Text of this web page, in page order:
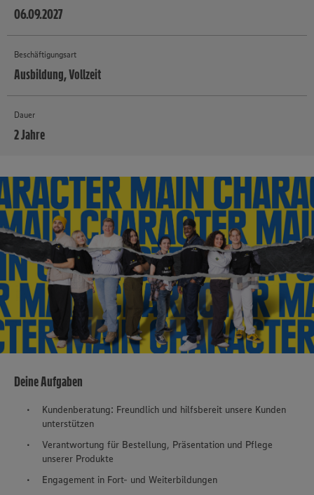
06.09.2027
Beschäftigungsart
Ausbildung, Vollzeit
Dauer
2 Jahre
Deine Aufgaben
Kundenberatung: Freundlich und hilfsbereit unsere Kunden
unterstützen
Verantwortung für Bestellung, Präsentation und Pflege
unserer Produkte
Engagement in Fort- und Weiterbildungen